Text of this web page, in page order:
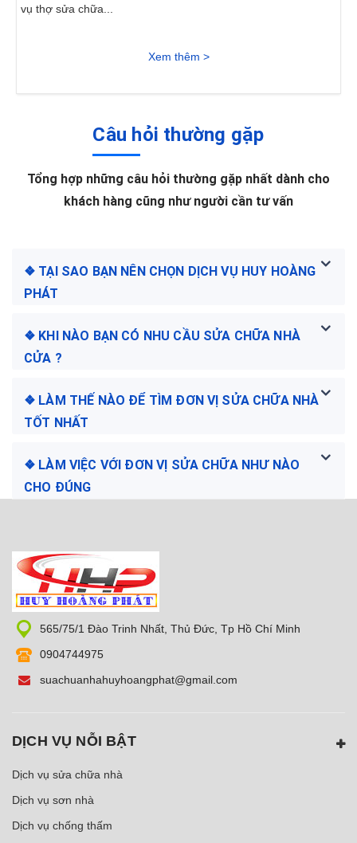
vụ thợ sửa chữa...
Xem thêm >
Câu hỏi thường gặp
Tổng hợp những câu hỏi thường gặp nhất dành cho
khách hàng cũng như người cần tư vấn
❖ TẠI SAO BẠN NÊN CHỌN DỊCH VỤ HUY HOÀNG
PHÁT
❖ KHI NÀO BẠN CÓ NHU CẦU SỬA CHỮA NHÀ
CỬA ?
❖ LÀM THẾ NÀO ĐỂ TÌM ĐƠN VỊ SỬA CHỮA NHÀ
TỐT NHẤT
❖ LÀM VIỆC VỚI ĐƠN VỊ SỬA CHỮA NHƯ NÀO
CHO ĐÚNG
565/75/1 Đào Trinh Nhất, Thủ Đức, Tp Hồ Chí Minh
0904744975
suachuanhahuyhoangphat@gmail.com
DỊCH VỤ NỖI BẬT
Dịch vụ sửa chữa nhà
Dịch vụ sơn nhà
Dịch vụ chống thấm